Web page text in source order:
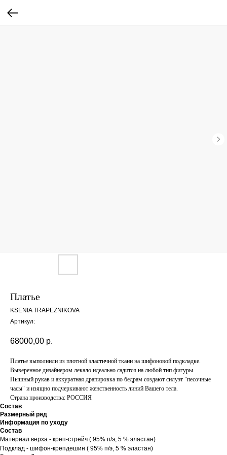
Платье
KSENIA TRAPEZNIKOVA
Артикул:
68000,00 р.
Платье выполнили из плотной эластичной ткани на шифоновой подкладке.
Выверенное дизайнером лекало идеально садится на любой тип фигуры.
Пышный рукав и аккуратная драпировка по бедрам создают силуэт "песочные
часы" и изящно подчеркивают женственность линий Вашего тела.
Страна производства: РОССИЯ
Состав
Размерный ряд
Информация по уходу
Состав
Материал верха - креп-стрейч ( 95% п/э, 5 % эластан)
Подклад - шифон-крепдешин ( 95% п/э, 5 % эластан)